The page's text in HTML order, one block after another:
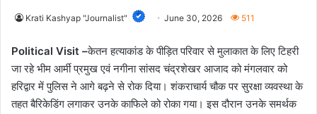
Krati Kashyap "Journalist" June 30, 2026 511
Political Visit –केतन हत्याकांड के पीड़ित परिवार से मुलाकात के लिए टिहरी
जा रहे भीम आर्मी प्रमुख एवं नगीना सांसद चंद्रशेखर आजाद को मंगलवार को
हरिद्वार में पुलिस ने आगे बढ़ने से रोक दिया। शंकराचार्य चौक पर सुरक्षा व्यवस्था के
तहत बैरिकेडिंग लगाकर उनके काफिले को रोका गया। इस दौरान उनके समर्थक